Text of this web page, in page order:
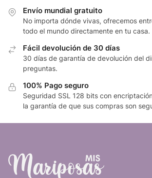
Envío mundial gratuito
No importa dónde vivas, ofrecemos
todo el mundo directamente en tu casa.
Fácil devolución de 30 días
30 días de garantía de devolución del
preguntas.
100% Pago seguro
Seguridad SSL 128 bits con
la garantía de que sus compras son